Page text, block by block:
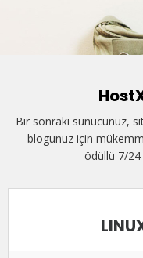
Bir sonraki sunucunuz,
blogunuz için
ödüllü 7/24